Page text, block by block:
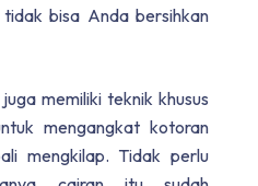
bisa Anda bersihkan
memiliki teknik khusus
mengangkat kotoran
mengkilap. Tidak perlu